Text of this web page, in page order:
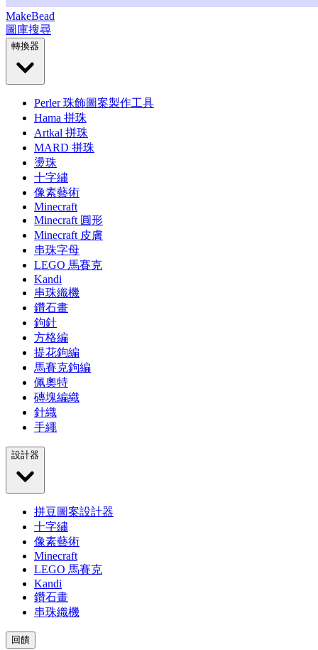
MakeBead
圖庫搜尋
轉換器
Perler 珠飾圖案製作工具
Hama 拼珠
Artkal 拼珠
MARD 拼珠
燙珠
十字繡
像素藝術
Minecraft
Minecraft 圓形
Minecraft 皮膚
串珠字母
LEGO 馬賽克
Kandi
串珠織機
鑽石畫
鉤針
方格編
提花鉤編
馬賽克鉤編
佩奧特
磚塊編織
針織
手繩
設計器
拼豆圖案設計器
十字繡
像素藝術
Minecraft
LEGO 馬賽克
Kandi
鑽石畫
串珠織機
回饋